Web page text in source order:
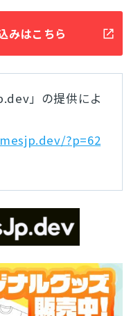
みはこちら
」の提供によ
?p=62